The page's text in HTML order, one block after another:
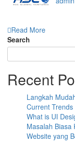
Read More
Search
Recent
Langkah
Current
What is UI
Masalah Biasa
Website yang